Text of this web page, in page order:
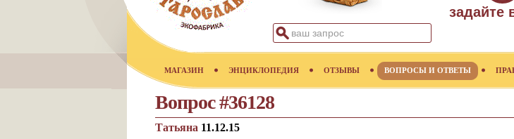
задайте
МАГАЗИН ЭНЦИКЛОПЕДИЯ ОТЗЫВЫ ВОПРОСЫ И ОТВЕТЫ
Вопрос #36128
Татьяна 11.12.15